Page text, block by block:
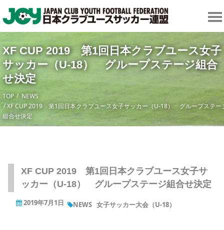
XF CUP 2019 第1回日本クラブユース女子
サッカー（U-18） グループステージ組合
せ決定
TOP
NEWS
XF CUP 2019 第1回日本クラブユース女子サッカー（U-18） グループステー
組合せ決定
XF CUP 2019 第1回日本クラブユース女子サ
ッカー（U-18） グループステージ組合せ決定
2019年7月1日 NEWS 女子サッカー大会（U-18）